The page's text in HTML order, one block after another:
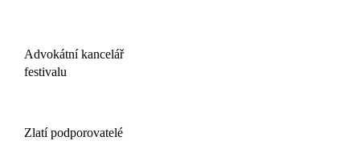
Advokátní kancelář
festivalu
Zlatí podporovatelé